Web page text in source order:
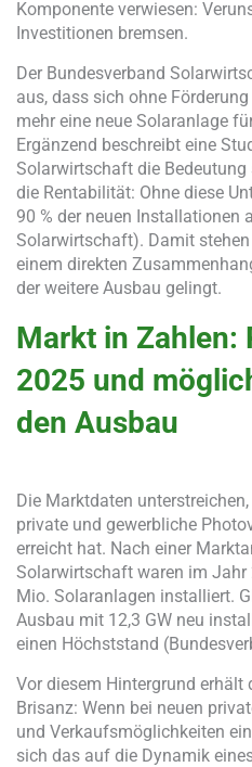
Komponente verwiesen:
Investitionen bremsen.
Der Bundesverband
aus, dass sich ohne
mehr eine neue Solaranlage
Ergänzend beschreibt eine
Solarwirtschaft die
die Rentabilität: Ohne diese
90 % der neuen Installationen
Solarwirtschaft). Damit
einem direkten
der weitere Ausbau gelingt.
Markt in Zahlen:
2025 und
den Ausbau
Die Marktdaten
private und gewerbliche
erreicht hat. Nach einer
Solarwirtschaft waren im Jahr
Mio. Solaranlagen installiert.
Ausbau mit 12,3 GW neu
einen Höchststand
Vor diesem Hintergrund
Brisanz: Wenn bei neuen
und Verkaufsmöglichkeiten
sich das auf die Dynamik